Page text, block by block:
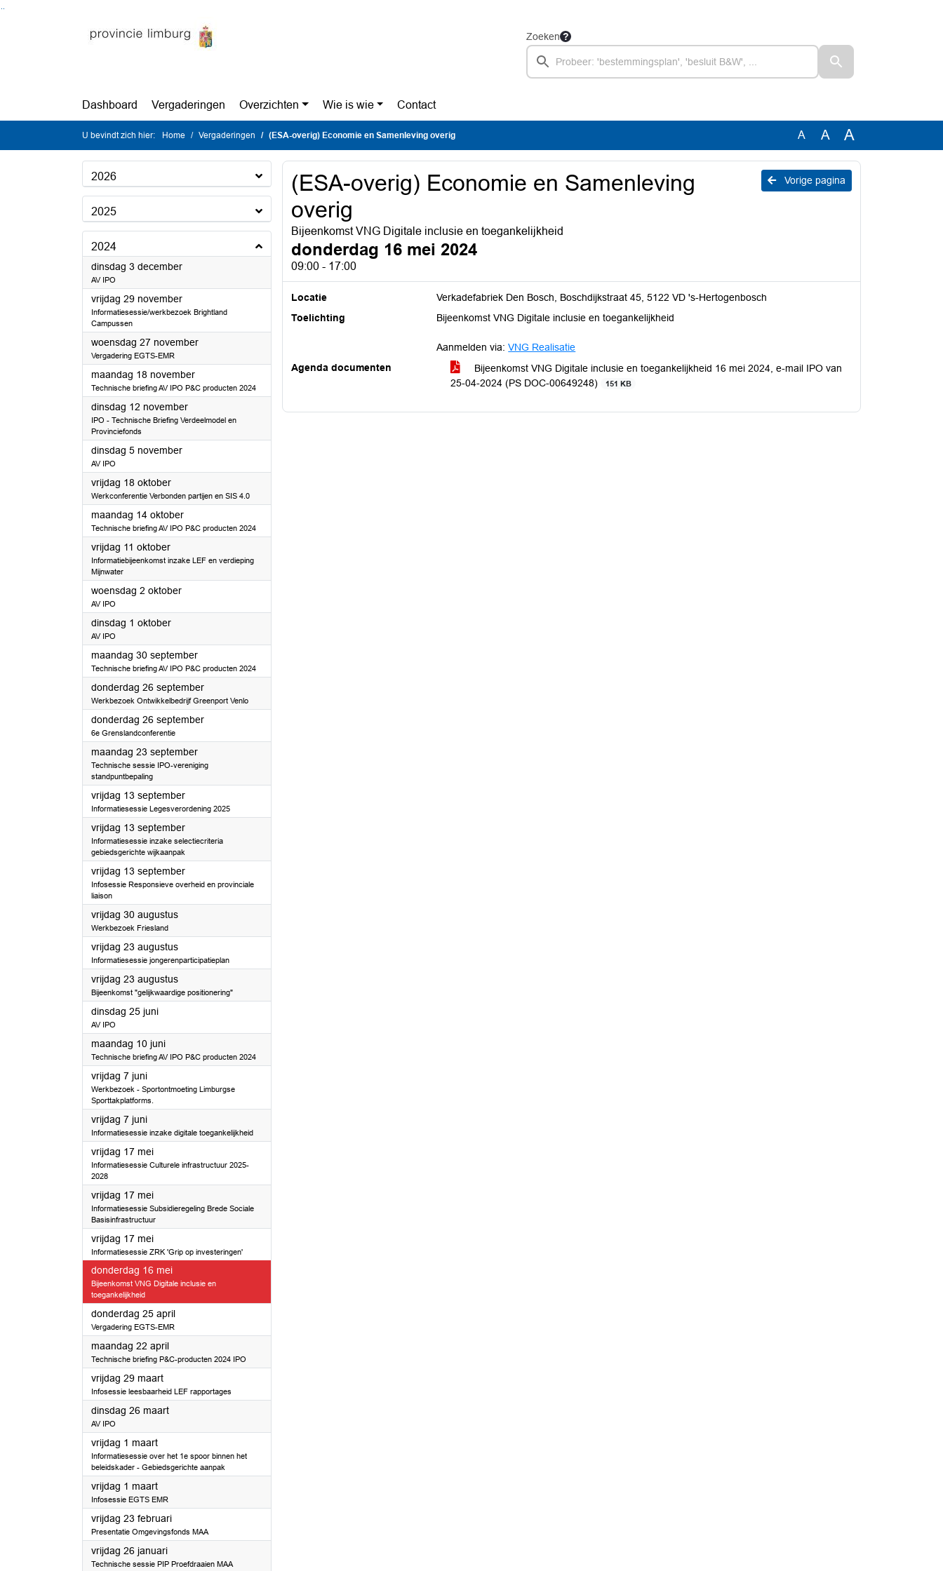
Zoeken
Dashboard Vergaderingen Overzichten Wie is wie Contact
U bevindt zich hier: Home Vergaderingen (ESA-overig) Economie en Samenleving overig A A A
2026
2025
2024
dinsdag 3 december2024
AV IPO
vrijdag 29 november2024
Informatiesessie/werkbezoek Brightland
Campussen
woensdag 27 november2024
Vergadering EGTS-EMR
maandag 18 november2024
Technische briefing AV IPO P&C producten 2024
dinsdag 12 november2024
IPO - Technische Briefing Verdeelmodel en
Provinciefonds
dinsdag 5 november2024
AV IPO
vrijdag 18 oktober2024
Werkconferentie Verbonden partijen en SIS 4.0
maandag 14 oktober2024
Technische briefing AV IPO P&C producten 2024
vrijdag 11 oktober2024
Informatiebijeenkomst inzake LEF en verdieping
Mijnwater
woensdag 2 oktober2024
AV IPO
dinsdag 1 oktober2024
AV IPO
maandag 30 september2024
Technische briefing AV IPO P&C producten 2024
donderdag 26 september2024
Werkbezoek Ontwikkelbedrijf Greenport Venlo
donderdag 26 september2024
6e Grenslandconferentie
maandag 23 september2024
Technische sessie IPO-vereniging
standpuntbepaling
vrijdag 13 september2024
Informatiesessie Legesverordening 2025
vrijdag 13 september2024
Informatiesessie inzake selectiecriteria
gebiedsgerichte wijkaanpak
vrijdag 13 september2024
Infosessie Responsieve overheid en provinciale
liaison
vrijdag 30 augustus2024
Werkbezoek Friesland
vrijdag 23 augustus2024
Informatiesessie jongerenparticipatieplan
vrijdag 23 augustus2024
Bijeenkomst "gelijkwaardige positionering"
dinsdag 25 juni2024
AV IPO
maandag 10 juni2024
Technische briefing AV IPO P&C producten 2024
vrijdag 7 juni2024
Werkbezoek - Sportontmoeting Limburgse
Sporttakplatforms.
vrijdag 7 juni2024
Informatiesessie inzake digitale toegankelijkheid
vrijdag 17 mei2024
Informatiesessie Culturele infrastructuur 2025-
2028
vrijdag 17 mei2024
Informatiesessie Subsidieregeling Brede Sociale
Basisinfrastructuur
vrijdag 17 mei2024
Informatiesessie ZRK 'Grip op investeringen'
donderdag 16 mei2024
Bijeenkomst VNG Digitale inclusie en
toegankelijkheid
donderdag 25 april2024
Vergadering EGTS-EMR
maandag 22 april2024
Technische briefing P&C-producten 2024 IPO
vrijdag 29 maart2024
Infosessie leesbaarheid LEF rapportages
dinsdag 26 maart2024
AV IPO
vrijdag 1 maart2024
Informatiesessie over het 1e spoor binnen het
beleidskader - Gebiedsgerichte aanpak
vrijdag 1 maart2024
Infosessie EGTS EMR
vrijdag 23 februari2024
Presentatie Omgevingsfonds MAA
vrijdag 26 januari2024
Technische sessie PIP Proefdraaien MAA
Vorige pagina
(ESA-overig) Economie en Samenleving
overig
Bijeenkomst VNG Digitale inclusie en toegankelijkheid
donderdag 16 mei 2024
09:00 - 17:00
Locatie
Verkadefabriek Den Bosch, Boschdijkstraat 45, 5122 VD 's-Hertogenbosch
Toelichting
Bijeenkomst VNG Digitale inclusie en toegankelijkheid
Aanmelden via:VNG Realisatie
Agenda documenten
Bijeenkomst VNG Digitale inclusie en toegankelijkheid 16 mei 2024, e-mail IPO van
25-04-2024 (PS DOC-00649248)
151 KB